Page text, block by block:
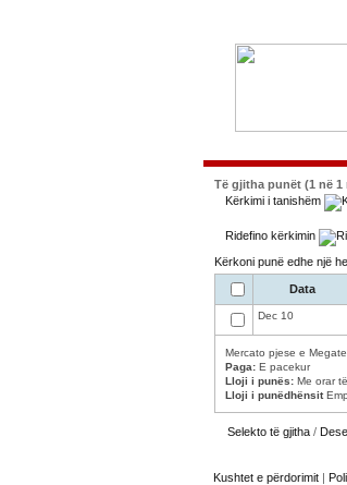
Të gjitha punët (1 në 1
Kërkimi i tanishëm
Ridefino kërkimin
Kërkoni punë edhe një
Data
Dec 10
Mercato pjese e
Paga: E pacekur
Lloji i punës: Me orar
Lloji i punëdhënsit
Selekto të gjitha /
Kushtet e përdorimit |